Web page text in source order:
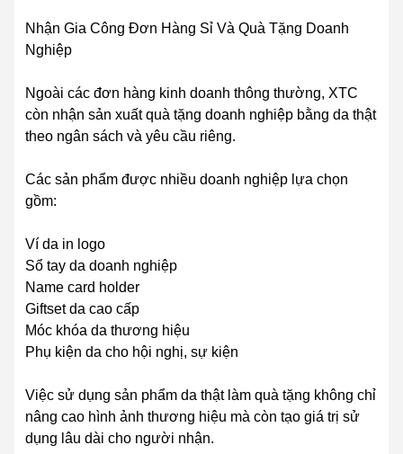
Nhận Gia Công Đơn Hàng Sỉ Và Quà Tặng Doanh
Nghiệp
Ngoài các đơn hàng kinh doanh thông thường, XTC
còn nhận sản xuất quà tặng doanh nghiệp bằng da thật
theo ngân sách và yêu cầu riêng.
Các sản phẩm được nhiều doanh nghiệp lựa chọn
gồm:
Ví da in logo
Sổ tay da doanh nghiệp
Name card holder
Giftset da cao cấp
Móc khóa da thương hiệu
Phụ kiện da cho hội nghị, sự kiện
Việc sử dụng sản phẩm da thật làm quà tặng không chỉ
nâng cao hình ảnh thương hiệu mà còn tạo giá trị sử
dụng lâu dài cho người nhận.